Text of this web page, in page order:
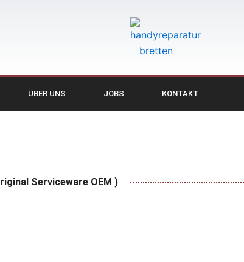
ÜBER UNS JOBS KONTAKT
Serviceware OEM )